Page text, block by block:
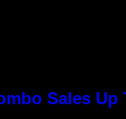
Sales Up